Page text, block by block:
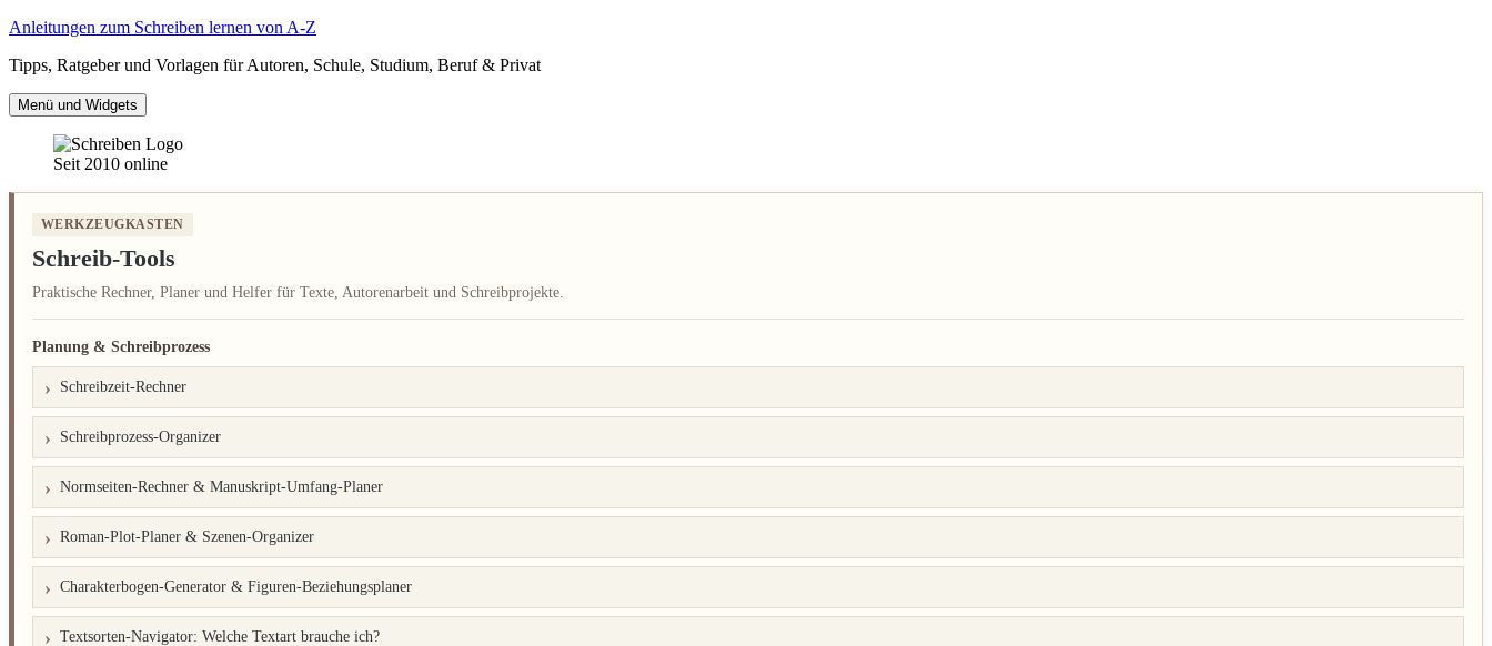
Zum
springen
Anleitungen zum Schreiben lernen von A-Z
Tipps, Ratgeber und Vorlagen für Autoren, Schule, Studium, Beruf & Privat
Menü und Widgets
Seit 2010 online
WERKZEUGKASTEN
Schreib-Tools
Praktische Rechner, Planer und Helfer für Texte, Autorenarbeit und Schreibprojekte.
Planung & Schreibprozess
Schreibzeit-Rechner
Schreibprozess-Organizer
Normseiten-Rechner & Manuskript-Umfang-Planer
Roman-Plot-Planer & Szenen-Organizer
Charakterbogen-Generator & Figuren-Beziehungsplaner
Textsorten-Navigator: Welche Textart brauche ich?